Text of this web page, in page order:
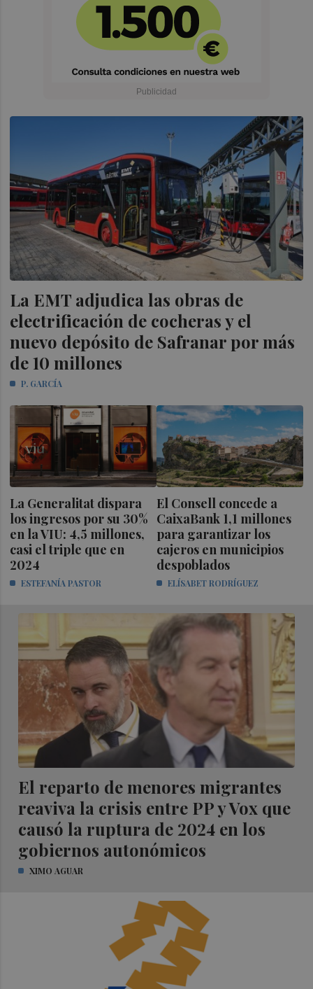
La EMT adjudica las obras de
electrificación de cocheras y el
nuevo depósito de Safranar por más
de 10 millones
P. GARCÍA
La Generalitat dispara
los ingresos por su 30%
en la VIU: 4,5 millones,
casi el triple que en
2024
ESTEFANÍA PASTOR
El Consell concede a
CaixaBank 1,1 millones
para garantizar los
cajeros en municipios
despoblados
ELÍSABET RODRÍGUEZ
El reparto de menores migrantes
reaviva la crisis entre PP y Vox que
causó la ruptura de 2024 en los
gobiernos autonómicos
XIMO AGUAR